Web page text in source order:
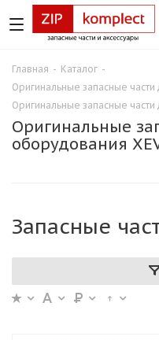
Главная - Каталог -
Оригинальные запасные
Оригинальные запасные
Оригинальные
оборудования
Запасные